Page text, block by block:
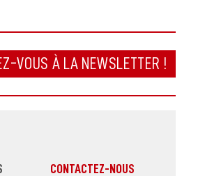
VOUS À LA NEWSLETTER !
CONTACTEZ-NOUS